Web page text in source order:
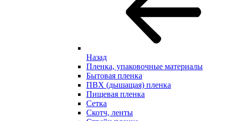
Назад
Пленка, упаковочные материалы
Бытовая пленка
ПВХ (дышащая) пленка
Пищевая пленка
Сетка
Скотч, ленты